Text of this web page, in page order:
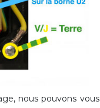
nous pouvons vous